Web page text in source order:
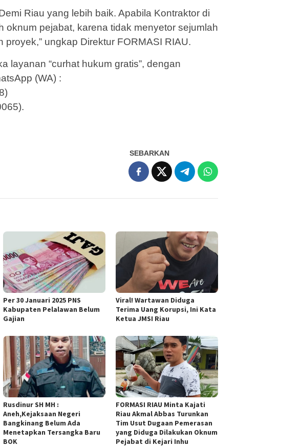
Riau yang lebih baik. Apabila Kontraktor di
oknum pejabat, karena tidak menyetor sejumlah
ungkap Direktur FORMASI RIAU.
layanan “curhat hukum gratis”, dengan
(WA) :
SEBARKAN
Per 30 Januari 2025 PNS
Kabupaten Pelalawan Belum
Gajian
Viral! Wartawan Diduga
Terima Uang Korupsi, Ini Kata
Ketua JMSI Riau
Rusdinur SH MH :
Aneh,Kejaksaan Negeri
Bangkinang Belum Ada
Menetapkan Tersangka Baru
BOK
FORMASI RIAU Minta Kajati
Riau Akmal Abbas Turunkan
Tim Usut Dugaan Pemerasan
yang Diduga Dilakukan Oknum
Pejabat di Kejari Inhu